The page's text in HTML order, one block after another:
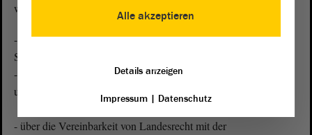
wird nur auf Antrag tätig und entscheidet:
- über die Auslegung der Verfassung aus Anlass von
Streitigkeiten
- über die Durchführung von Volksinitiativen, Volksbegehren
und
- über die Vereinbarkeit von Landesrecht mit der
Alle akzeptieren
Details anzeigen
Impressum| Datenschutz